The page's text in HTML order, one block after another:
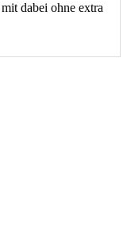
dabei ohne extra